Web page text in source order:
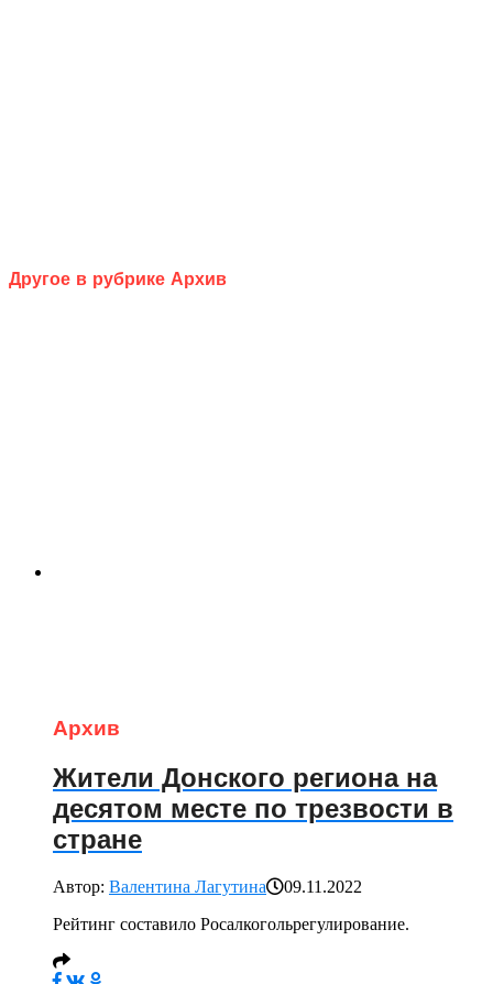
Другое в рубрике Архив
Архив
Жители Донского региона на
десятом месте по трезвости в
стране
Автор: Валентина Лагутина
09.11.2022
Рейтинг составило Росалкогольрегулирование.